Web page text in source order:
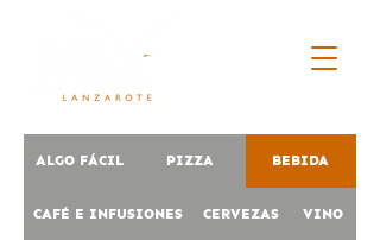
ALGO FÁCIL PIZZA BEBIDA
CAFÉ E INFUSIONES CERVEZAS VINO